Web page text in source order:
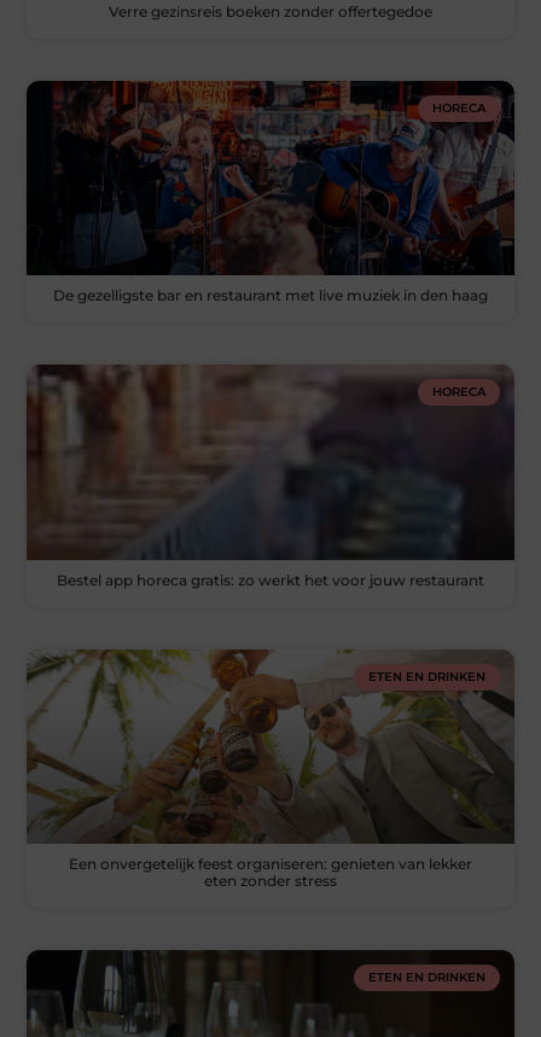
Verre gezinsreis boeken zonder offertegedoe
HORECA
De gezelligste bar en restaurant met live muziek in den haag
HORECA
Bestel app horeca gratis: zo werkt het voor jouw restaurant
ETEN EN DRINKEN
Een onvergetelijk feest organiseren: genieten van lekker
eten zonder stress
ETEN EN DRINKEN